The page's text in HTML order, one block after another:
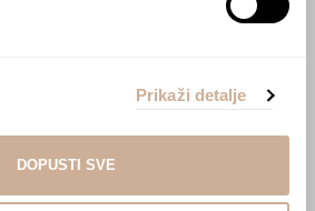
Prikaži detalje
DOPUSTI SVE
Projekti